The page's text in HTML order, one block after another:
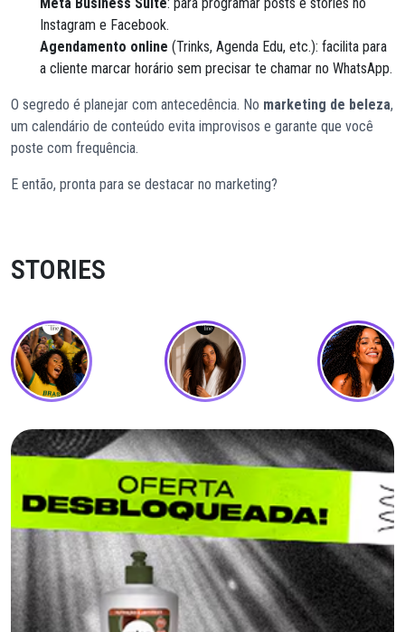
Instagram e Facebook.
Agendamento online (Trinks, Agenda Edu, etc.): facilita para
a cliente marcar horário sem precisar te chamar no WhatsApp.
O segredo é planejar com antecedência. No marketing de beleza,
um calendário de conteúdo evita improvisos e garante que você
poste com frequência.
E então, pronta para se destacar no marketing?
STORIES